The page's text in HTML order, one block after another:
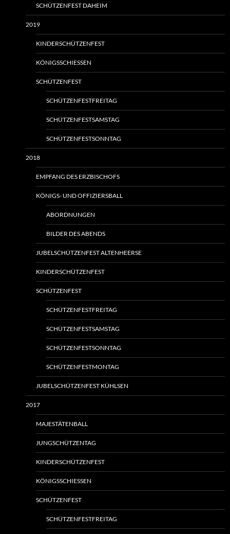
SCHÜTZENFEST DAHEIM
2019
KINDERSCHÜTZENFEST
KÖNIGSSCHIESSEN
SCHÜTZENFEST
SCHÜTZENFESTFREITAG
SCHÜTZENFESTSAMSTAG
SCHÜTZENFESTSONNTAG
2018
EMPFANG DES ERZBISCHOFS
KÖNIGS- UND OFFIZIERSBALL
ABORDNUNGEN
BILDER DES ABENDS
JUBELSCHÜTZENFEST ALTENHEERSE
KINDERSCHÜTZENFEST
SCHÜTZENFEST
SCHÜTZENFESTFREITAG
SCHÜTZENFESTSAMSTAG
SCHÜTZENFESTSONNTAG
SCHÜTZENFESTMONTAG
JUBELSCHÜTZENFEST KÜHLSEN
2017
MAJESTÄTENBALL
JUNGSCHÜTZENTAG
KINDERSCHÜTZENFEST
KÖNIGSSCHIESSEN
SCHÜTZENFEST
SCHÜTZENFESTFREITAG